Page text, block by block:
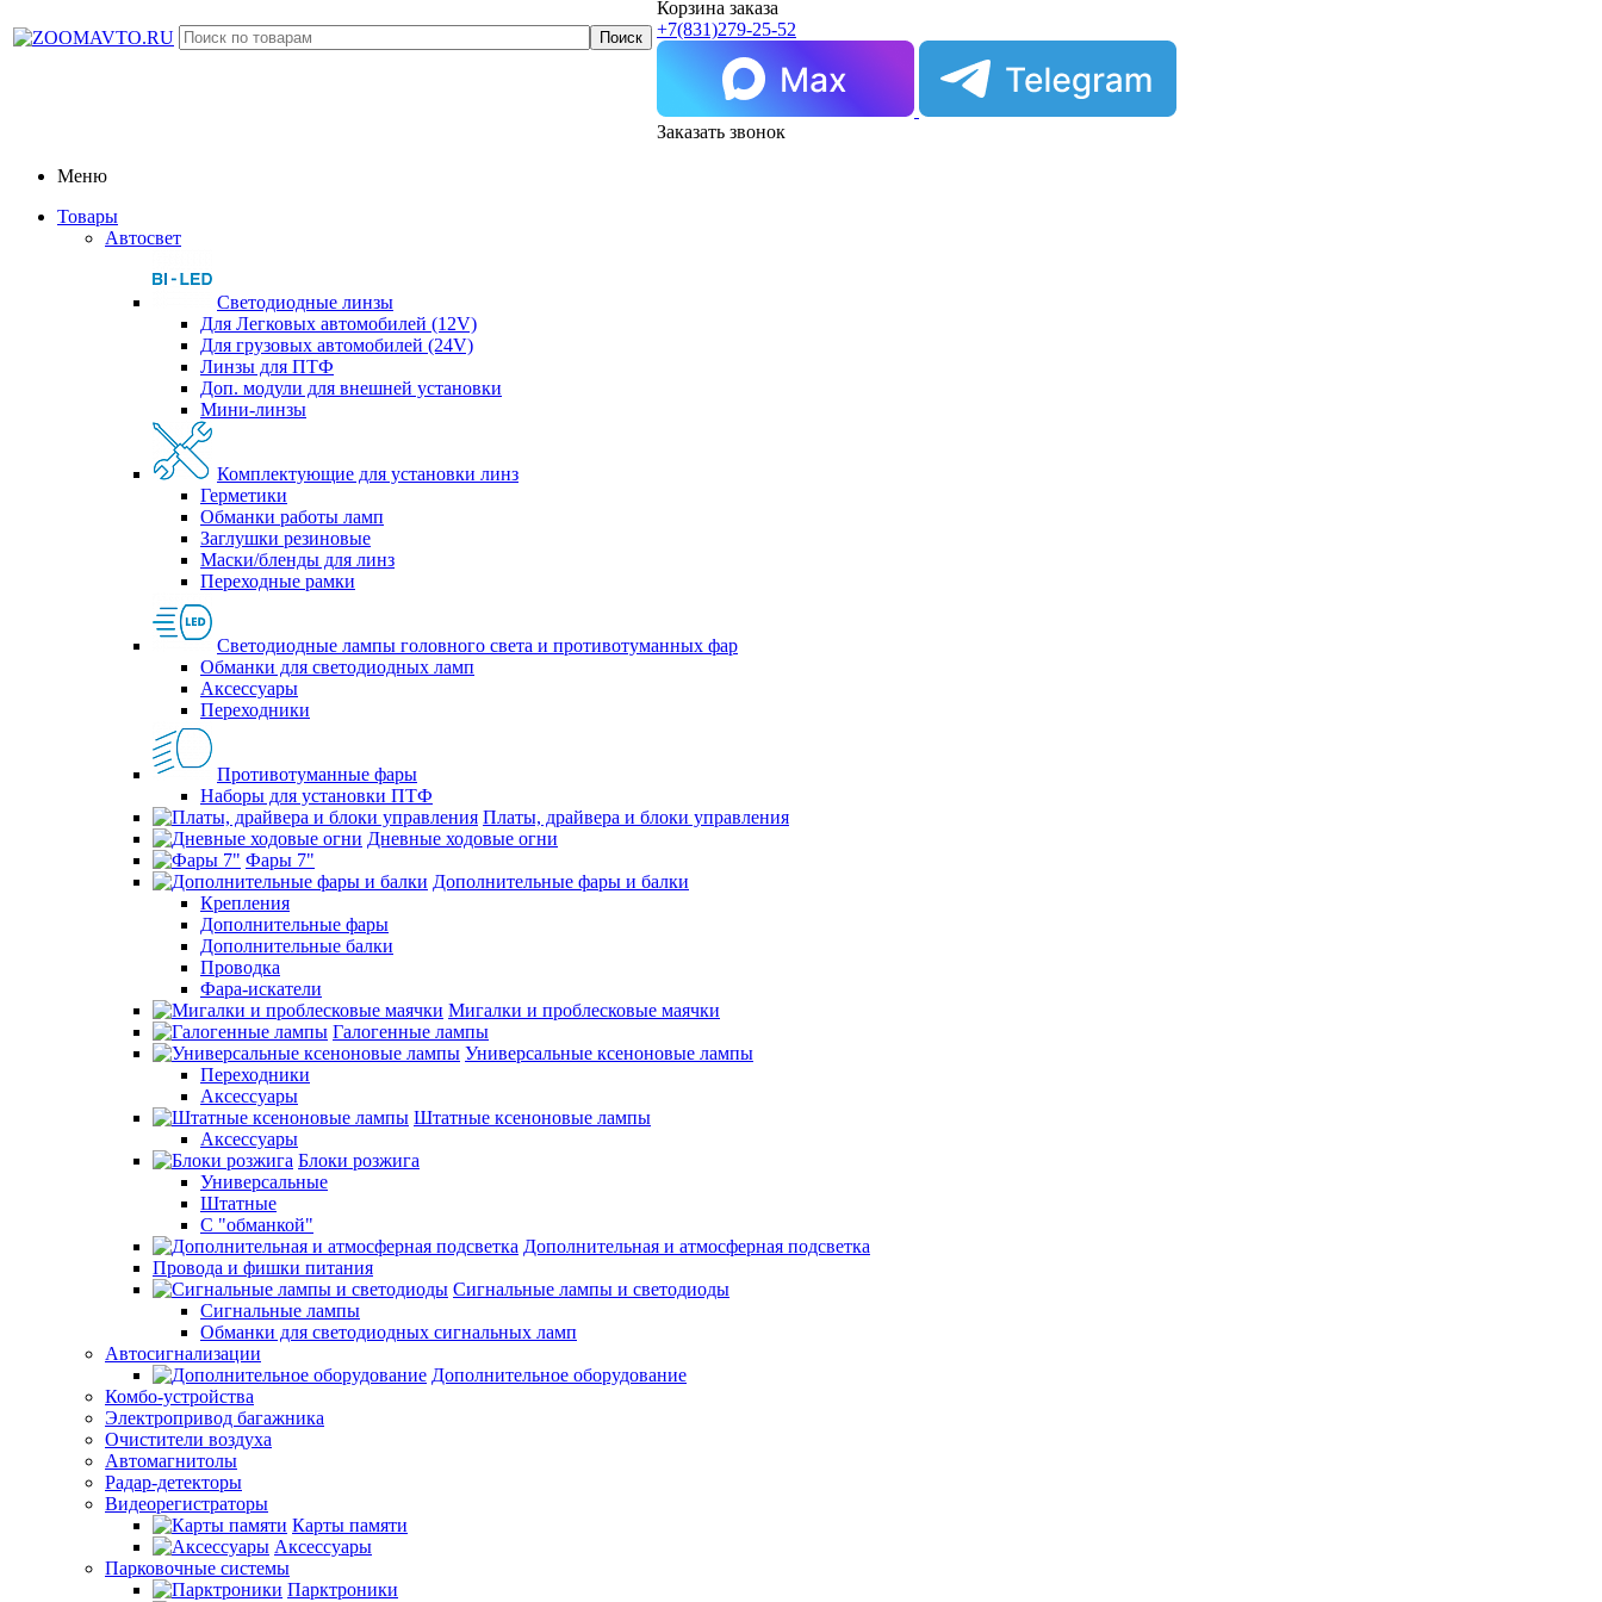
Корзина заказа
+7(831)279-25-52
Заказать звонок
Меню
Товары
Автосвет
Светодиодные линзы
Для Легковых автомобилей (12V)
Для грузовых автомобилей (24V)
Линзы для ПТФ
Доп. модули для внешней установки
Мини-линзы
Комплектующие для установки линз
Герметики
Обманки работы ламп
Заглушки резиновые
Маски/бленды для линз
Переходные рамки
Светодиодные лампы головного света и противотуманных фар
Обманки для светодиодных ламп
Аксессуары
Переходники
Противотуманные фары
Наборы для установки ПТФ
Платы, драйвера и блоки управления
Дневные ходовые огни
Фары 7"
Дополнительные фары и балки
Крепления
Дополнительные фары
Дополнительные балки
Проводка
Фара-искатели
Мигалки и проблесковые маячки
Галогенные лампы
Универсальные ксеноновые лампы
Переходники
Аксессуары
Штатные ксеноновые лампы
Аксессуары
Блоки розжига
Универсальные
Штатные
С "обманкой"
Дополнительная и атмосферная подсветка
Провода и фишки питания
Cигнальные лампы и светодиоды
Сигнальные лампы
Обманки для светодиодных сигнальных ламп
Автосигнализации
Дополнительное оборудование
Комбо-устройства
Электропривод багажника
Очистители воздуха
Автомагнитолы
Радар-детекторы
Видеорегистраторы
Карты памяти
Аксессуары
Парковочные системы
Парктроники